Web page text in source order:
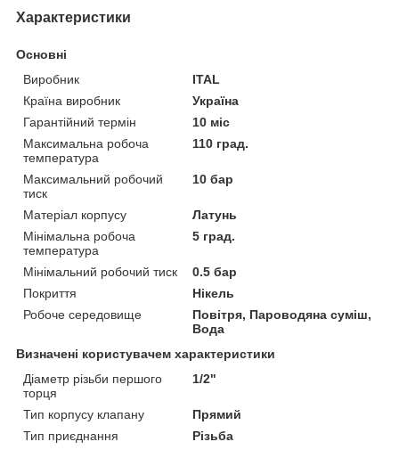
Характеристики
Основні
Виробник
ITAL
Країна виробник
Україна
Гарантійний термін
10 міс
Максимальна робоча
температура
110 град.
Максимальний робочий
тиск
10 бар
Матеріал корпусу
Латунь
Мінімальна робоча
температура
5 град.
Мінімальний робочий тиск
0.5 бар
Покриття
Нікель
Робоче середовище
Повітря, Пароводяна суміш,
Вода
Визначені користувачем характеристики
Діаметр різьби першого
торця
1/2"
Тип корпусу клапану
Прямий
Тип приєднання
Різьба